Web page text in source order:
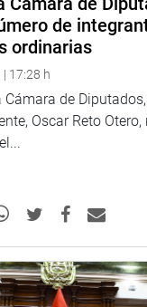
E
de
ordinarias
17:28 h
Cámara de
Oscar Reto